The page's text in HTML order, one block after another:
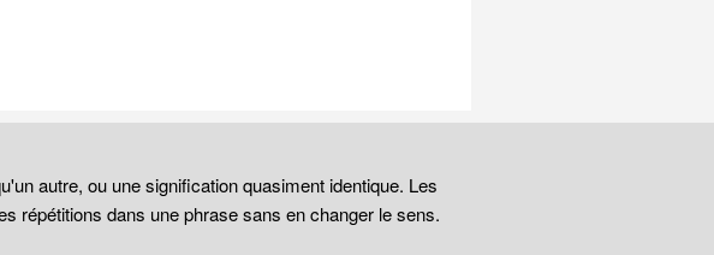
autre, ou une signification quasiment identique. Les
répétitions dans une phrase sans en changer le sens.